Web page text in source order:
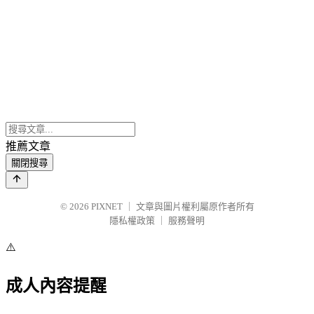
推薦文章
關閉搜尋
© 2026 PIXNET
文章與圖片權利屬原作者所有
隱私權政策
服務聲明
⚠️
成人內容提醒